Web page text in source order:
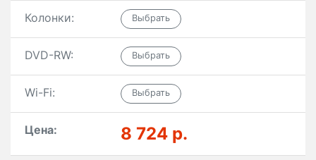
Колонки:
DVD-RW:
Wi-Fi:
Цена: 8 724 р.